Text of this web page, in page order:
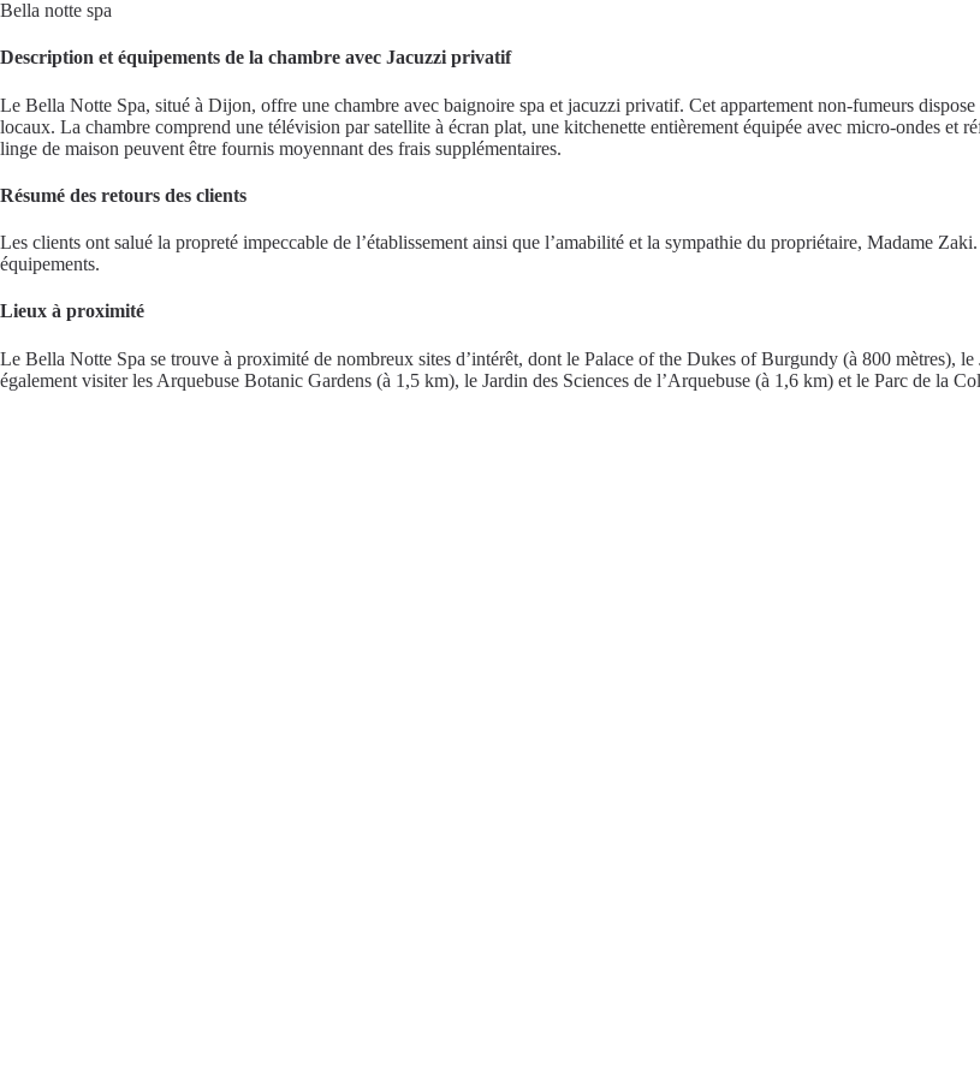
Bella notte spa
Description et équipements de la chambre avec Jacuzzi privatif
Le Bella Notte Spa, situé à Dijon, offre une chambre avec baignoire spa et jacuzzi privatif. Cet appartement non-fumeurs
locaux. La chambre comprend une télévision par satellite à écran plat, une kitchenette entièrement équipée avec micro-ondes et
linge de maison peuvent être fournis moyennant des frais supplémentaires.
Résumé des retours des clients
Les clients ont salué la propreté impeccable de l’établissement ainsi que l’amabilité et la sympathie du propriétaire, Madame
équipements.
Lieux à proximité
Le Bella Notte Spa se trouve à proximité de nombreux sites d’intérêt, dont le Palace of the Dukes of Burgundy (à 800 mètres),
également visiter les Arquebuse Botanic Gardens (à 1,5 km), le Jardin des Sciences de l’Arquebuse (à 1,6 km) et le Parc de la